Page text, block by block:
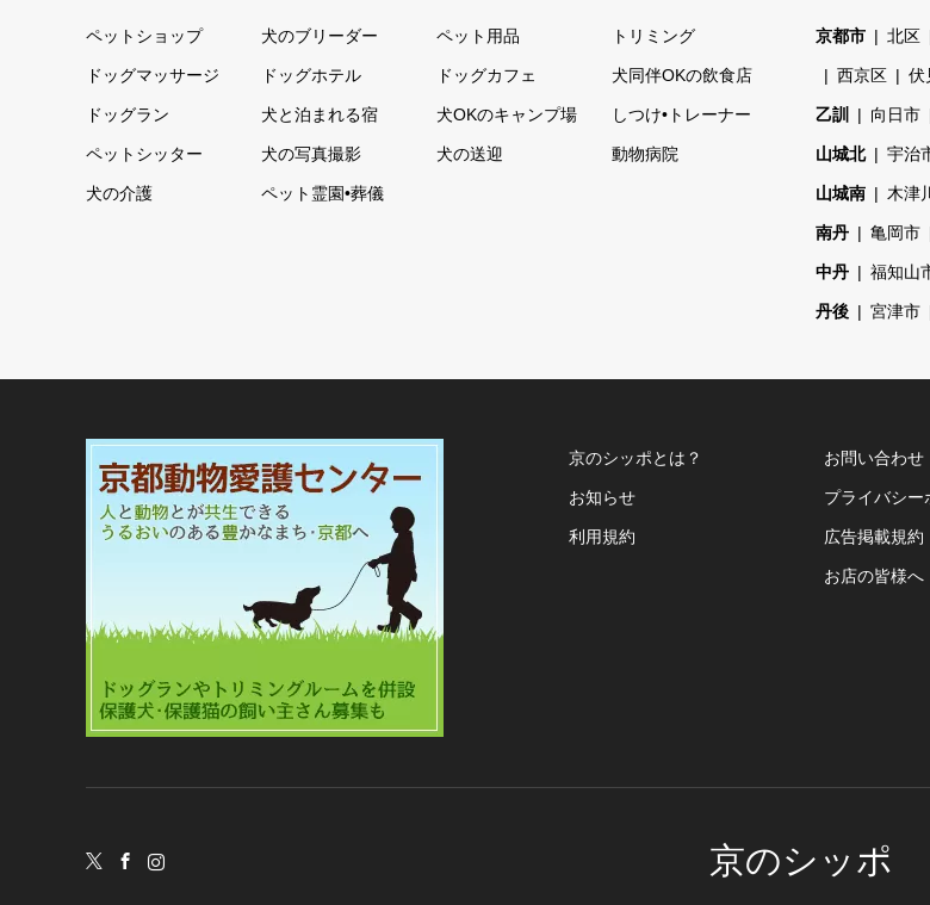
ペットショップ 犬のブリーダー ペット用品 トリミング
ドッグマッサージ ドッグホテル ドッグカフェ 犬同伴OKの飲食店
ドッグラン 犬と泊まれる宿 犬OKのキャンプ場 しつけ•トレーナー
ペットシッター 犬の写真撮影 犬の送迎 動物病院
犬の介護 ペット霊園•葬儀
京都市 北区
西京区 伏
乙訓 向日市
山城北 宇治
山城南 木津
南丹 亀岡市
中丹 福知山
丹後 宮津市
京のシッポとは？
お知らせ
利用規約
お問い合わせ
プライバシー
広告掲載規約
お店の皆様へ
京のシッポ